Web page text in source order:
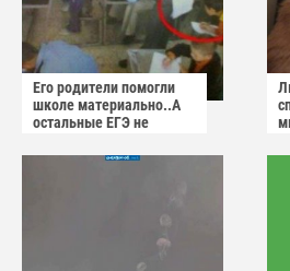
Его родители помогли
школе материально..А
остальные ЕГЭ не